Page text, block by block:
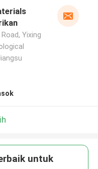
Yixing
untuk